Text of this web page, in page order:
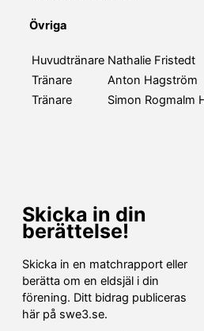
Övriga
Huvudtränare Nathalie Fristedt
Tränare
Anton Hagström
Tränare
Simon Rogmalm
Skicka in din
berättelse!
Skicka in en matchrapport eller
berätta om en eldsjäl i din
förening. Ditt bidrag publiceras
här på swe3.se.